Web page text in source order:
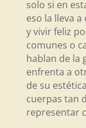
solo si en
eso la lleva
y vivir feliz
comunes o
hablan de la
enfrenta a
de su
cuerpas tan
representar